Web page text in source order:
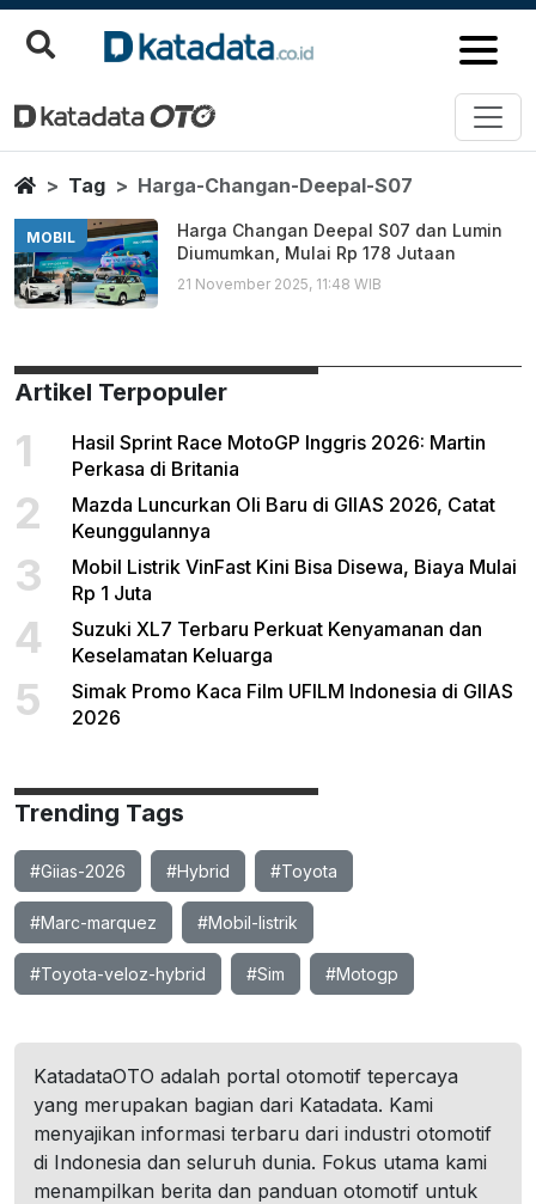
Harga Changan Deepal S07
Berita Terbaru
HomeTag Harga-Changan-Deepal-S07
MOBIL
Harga Changan Deepal S07 dan Lumin
Diumumkan, Mulai Rp 178 Jutaan
21 November 2025, 11:48 WIB
Artikel Terpopuler
1
Hasil Sprint Race MotoGP Inggris 2026: Martin
Perkasa di Britania
2
Mazda Luncurkan Oli Baru di GIIAS 2026, Catat
Keunggulannya
3
Mobil Listrik VinFast Kini Bisa Disewa, Biaya Mulai
Rp 1 Juta
4
Suzuki XL7 Terbaru Perkuat Kenyamanan dan
Keselamatan Keluarga
5
Simak Promo Kaca Film UFILM Indonesia di GIIAS
2026
Trending Tags
#Giias-2026 #Hybrid #Toyota
#Marc-marquez #Mobil-listrik
#Toyota-veloz-hybrid #Sim #Motogp
KatadataOTO adalah portal otomotif tepercaya
yang merupakan bagian dari Katadata. Kami
menyajikan informasi terbaru dari industri otomotif
di Indonesia dan seluruh dunia. Fokus utama kami
menampilkan berita dan panduan otomotif untuk